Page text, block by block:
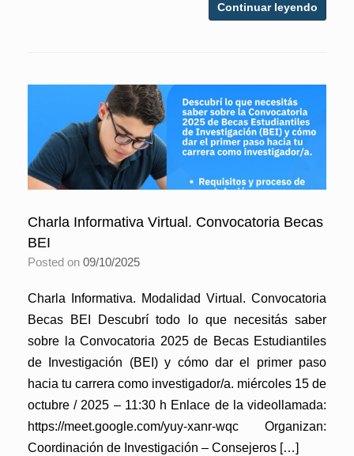
Continuar leyendo
Charla Informativa Virtual. Convocatoria Becas
BEI
Posted on 09/10/2025
Charla Informativa. Modalidad Virtual. Convocatoria
Becas BEI Descubrí todo lo que necesitás saber
sobre la Convocatoria 2025 de Becas Estudiantiles
de Investigación (BEI) y cómo dar el primer paso
hacia tu carrera como investigador/a. miércoles 15 de
octubre / 2025 – 11:30 h Enlace de la videollamada:
https://meet.google.com/yuy-xanr-wqc Organizan:
Coordinación de Investigación – Consejeros […]